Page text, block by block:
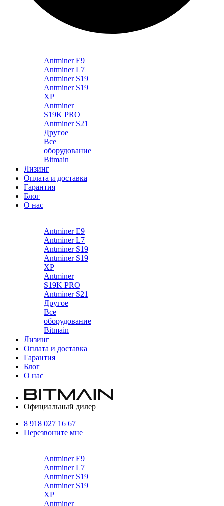
Antminer E9
Antminer L7
Antminer S19
Antminer S19
XP
Antminer
S19K PRO
Antminer S21
Другое
Все
оборудование
Bitmain
Лизинг
Оплата и доставка
Гарантия
Блог
О нас
Antminer E9
Antminer L7
Antminer S19
Antminer S19
XP
Antminer
S19K PRO
Antminer S21
Другое
Все
оборудование
Bitmain
Лизинг
Оплата и доставка
Гарантия
Блог
О нас
Официальный дилер
8 918 027 16 67
Перезвоните мне
Antminer E9
Antminer L7
Antminer S19
Antminer S19
XP
Antminer